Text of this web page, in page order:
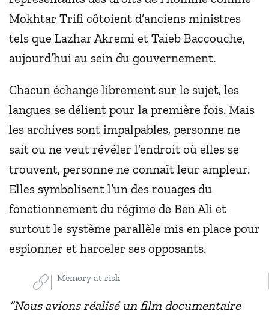
Mokhtar Trifi côtoient d’anciens ministres
tels que Lazhar Akremi et Taieb Baccouche,
aujourd’hui au sein du gouvernement.
Chacun échange librement sur le sujet, les
langues se délient pour la première fois. Mais
les archives sont impalpables, personne ne
sait ou ne veut révéler l’endroit où elles se
trouvent, personne ne connaît leur ampleur.
Elles symbolisent l’un des rouages du
fonctionnement du régime de Ben Ali et
surtout le système parallèle mis en place pour
espionner et harceler ses opposants.
Memory at risk
“Nous avions réalisé un film documentaire